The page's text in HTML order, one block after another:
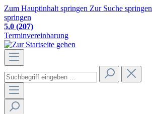
Zum Hauptinhalt springen Zur Suche springen
springen
5,0 (207)
Terminvereinbarung